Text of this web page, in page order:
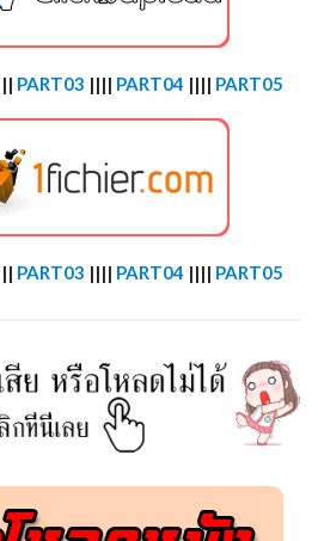
PART03 |||| PART04 |||| PART05
PART03 |||| PART04 |||| PART05